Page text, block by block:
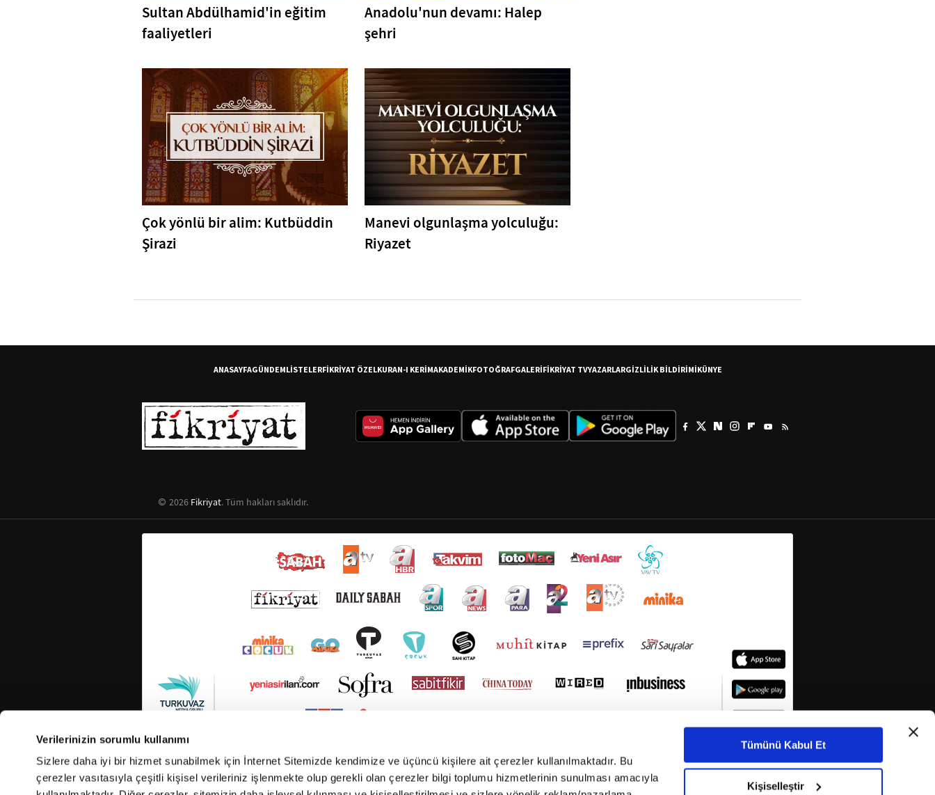
Verilerinizin sorumlu kullanımı
Sizlere daha iyi bir hizmet sunabilmek için İnternet Sitemizde kendimize ve üçüncü kişilere ait çerezler kullanılmaktadır. Bu
çerezler vasıtasıyla çeşitli kişisel verileriniz işlenmekte olup gerekli olan çerezler bilgi toplumu hizmetlerinin sunulması amacıyla
Tümünü Kabul Et
Kişiselleştir
Sultan Abdülhamid'in eğitim
faaliyetleri
Anadolu'nun devamı: Halep
şehri
Çok yönlü bir alim: Kutbüddin
Şirazi
Manevi olgunlaşma yolculuğu:
Riyazet
ANASAYFAGÜNDEMLİSTELERFİKRİYAT ÖZELKURAN-I KERİMAKADEMİKFOTOĞRAFGALERİFİKRİYAT TVYAZARLARGİZLİLİK BİLDİRİMİKÜNYE
2026 Fikriyat. Tüm hakları saklıdır.